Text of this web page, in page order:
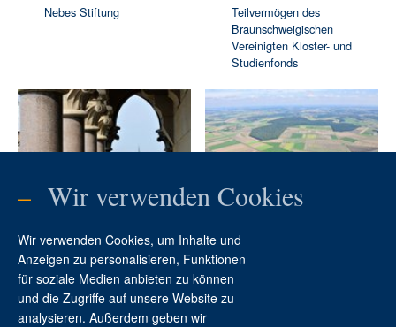
– Wir verwenden Cookies
Wir verwenden Cookies, um Inhalte und
Anzeigen zu personalisieren, Funktionen
für soziale Medien anbieten zu können
und die Zugriffe auf unsere Website zu
analysieren. Außerdem geben wir
Nebes Stiftung
Teilvermögen des
Braunschweigischen
Vereinigten Kloster- und
Studienfonds
Stiftung
Baugrundstücke